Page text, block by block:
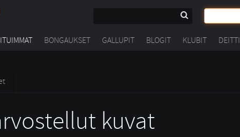
BONGAUKSET GALLUPIT BLOGIT KLUBIT DEITTI
kuvat